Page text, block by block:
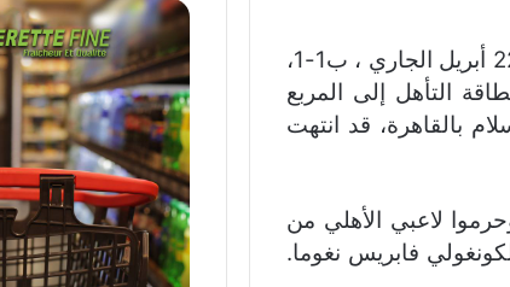
ونجح ممثل الكرة المصرية، في تحقيق تعادل ثمين، ليلة اليوم الجمعة 22 أبريل الجاري ، ب1-1،
التأهل إلى المربع
بالقاهرة، قد انتهت
لاعبي الأهلي من
في الدقيقة ال5 برأسية من الكونغولي فابريس نغوما.